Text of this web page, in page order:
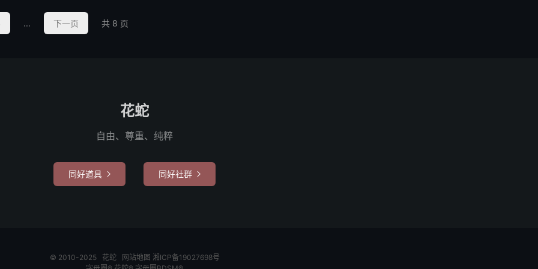
... 下一页 共 8 页
花蛇
自由、尊重、纯粹
同好道具  同好社群 
© 2010-2025 花蛇 网站地图 湘ICP备19027698号